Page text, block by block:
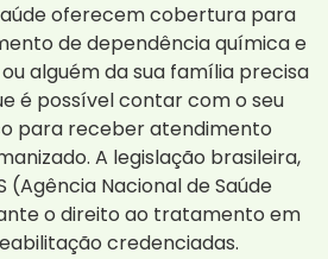
oferecem cobertura para
de dependência química e
alguém da sua família precisa
é possível contar com o seu
para receber atendimento
A legislação brasileira,
(Agência Nacional de Saúde
o direito ao tratamento em
credenciadas.